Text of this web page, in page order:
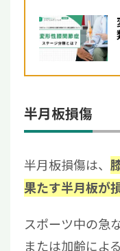
半月板損傷
半月板損傷は、
果たす半月板が
スポーツ中の急
または加齢によ